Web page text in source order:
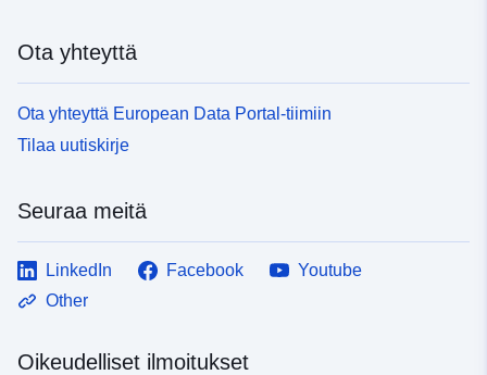
Ota yhteyttä
Ota yhteyttä European Data Portal-tiimiin
Tilaa uutiskirje
Seuraa meitä
LinkedIn Facebook
Youtube
Other
Oikeudelliset ilmoitukset